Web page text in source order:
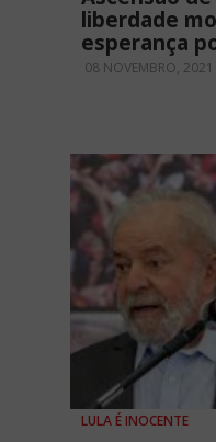
liberdade
esperança
08 NOVEMBRO,
LULA É INOCENTE